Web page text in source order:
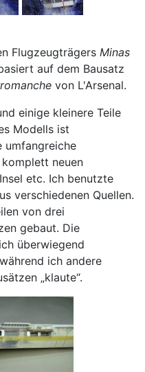
Flugzeugträgers Minas
auf dem Bausatz
von L'Arsenal.
einige kleinere Teile
Modells ist
umfangreiche
komplett neuen
etc. Ich benutzte
verschiedenen Quellen.
von drei
gebaut. Die
überwiegend
ich andere
„klaute“.